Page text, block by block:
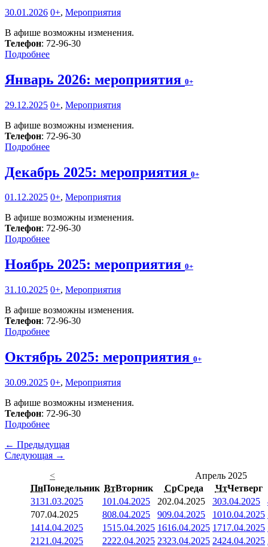
30.01.2026 0+, Мероприятия
В афише возможны изменения.
Телефон: 72-96-30
Подробнее
Январь 2026: мероприятия 0+
29.12.2025 0+, Мероприятия
В афише возможны изменения.
Телефон: 72-96-30
Подробнее
Декабрь 2025: мероприятия 0+
01.12.2025 0+, Мероприятия
В афише возможны изменения.
Телефон: 72-96-30
Подробнее
Ноябрь 2025: мероприятия 0+
31.10.2025 0+, Мероприятия
В афише возможны изменения.
Телефон: 72-96-30
Подробнее
Октябрь 2025: мероприятия 0+
30.09.2025 0+, Мероприятия
В афише возможны изменения.
Телефон: 72-96-30
Подробнее
← Предыдущая
Следующая →
<
Апрель 2025
ПнПонедельник ВтВторник СрСреда ЧтЧетверг
3131.03.2025 101.04.2025 202.04.2025 303.04.2025
707.04.2025 808.04.2025 909.04.2025 1010.04.2025
1414.04.2025 1515.04.2025 1616.04.2025 1717.04.2025
21 21.04.2025 2222.04.2025 2323.04.2025 2424.04.2025